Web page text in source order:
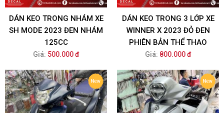
DÁN KEO TRONG NHÁM XE
SH MODE 2023 ĐEN NHÁM
125CC
Giá: 500.000 đ
DÁN KEO TRONG 3 LỚP XE
WINNER X 2023 ĐỎ ĐEN
PHIÊN BẢN THỂ THAO
Giá: 800.000 đ